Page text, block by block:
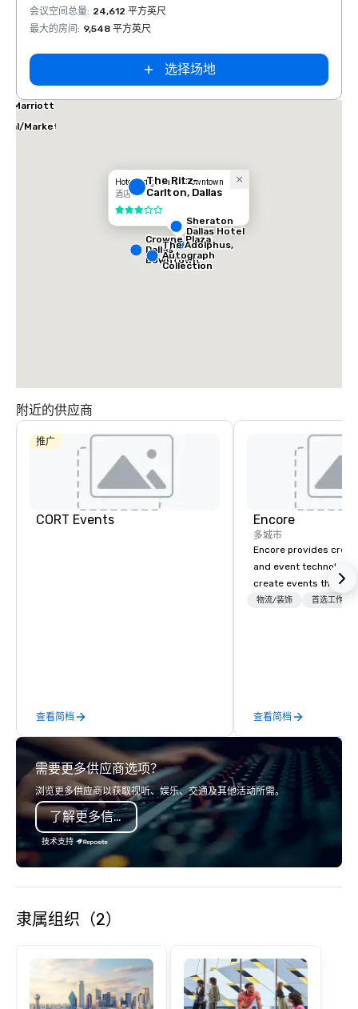
会议空间总量: 24,612 平方英尺
最大的房间 : 9,548 平方英尺
选择场地
Hotel Indigo Dallas Downtown
酒店
3/5
The Ritz-
Carlton, Dallas
Sheraton
Dallas Hotel
Crowne Plaza
Dallas
Downtown
The Adolphus,
Autograph
Collection
Marriott
Market
附近的供应商
推广
CORT Events
查看简档
Encore
多城市
Encore provides
and event technology
create events that
creates memorable
creative, advanced
digital,
digital solutions for
in-person events of
物流/装饰 首选工作人
查看简档
需要更多供应商选项？
浏览更多供应商以获取视听、娱乐、交通及其他活动所需。
了解更多信息
技术支持
隶属组织（2）